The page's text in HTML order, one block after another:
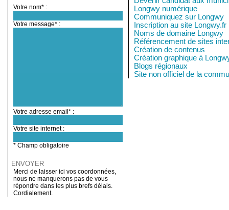
Votre nom* :
Votre message* :
Votre adresse email* :
Votre site internet :
* Champ obligatoire
Merci de laisser ici vos coordonnées,
nous ne manquerons pas de vous
répondre dans les plus brefs délais.
Cordialement.
Longwy numérique
Communiquez sur Longwy
Inscription au site Longwy.fr
Noms de domaine Longwy
Référencement de sites
Création de contenus
Création graphique à
Blogs régionaux
Site non officiel de la